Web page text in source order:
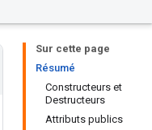
Sur cette page
Résumé
Constructeurs et
Destructeurs
Attributs publics